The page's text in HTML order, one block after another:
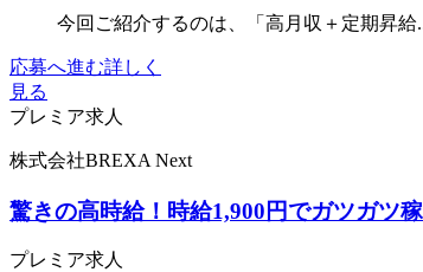
今回ご紹介するのは、「高月収＋定期昇給
応募へ進む詳しく
見る
プレミア求人
株式会社BREXA Next
驚きの高時給！時給1,900円でガツガツ
プレミア求人